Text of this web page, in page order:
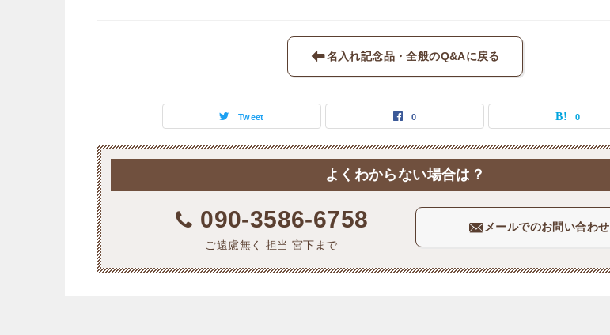
名入れ記念品・全般のQ&Aに戻る
Tweet 0 0
よくわからない場合は？
090-3586-6758
ご遠慮無く 担当 宮下まで
メールでのお問い合わせ